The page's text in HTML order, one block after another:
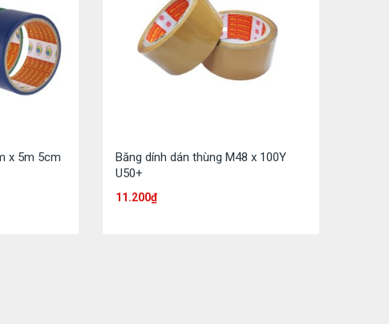
x 5m 5cm
Băng dính dán thùng M48 x 100Y
U50+
11.200₫